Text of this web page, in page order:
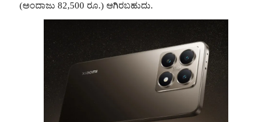
(ಅಂದಾಜು 82,500 ರೂ.) ಆಗಿರಬಹುದು.